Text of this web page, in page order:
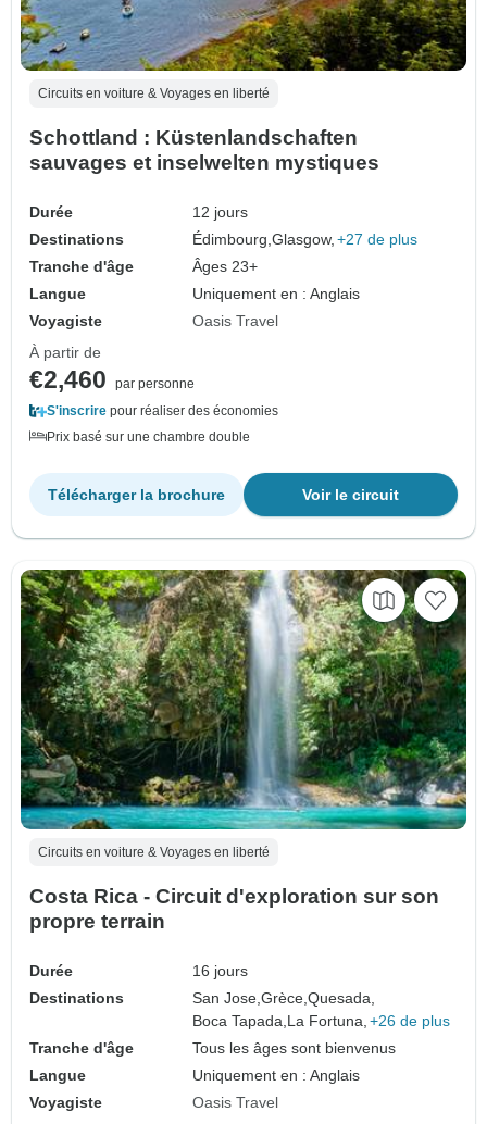
Circuits en voiture & Voyages en liberté
Schottland : Küstenlandschaften
sauvages et inselwelten mystiques
Durée
12 jours
Destinations
Édimbourg,Glasgow, +27 de plus
Tranche d'âge
Âges 23+
Langue
Uniquement en : Anglais
Voyagiste
Oasis Travel
À partir de
€2,460
par personne
S'inscrire pour réaliser des économies
Prix basé sur une chambre double
Voir le circuit
Télécharger la brochure
Circuits en voiture & Voyages en liberté
Costa Rica - Circuit d'exploration sur son
propre terrain
Durée
16 jours
Destinations
San Jose,Grèce,Quesada,
Boca Tapada,La Fortuna, +26 de plus
Tranche d'âge
Tous les âges sont bienvenus
Langue
Uniquement en : Anglais
Voyagiste
Oasis Travel